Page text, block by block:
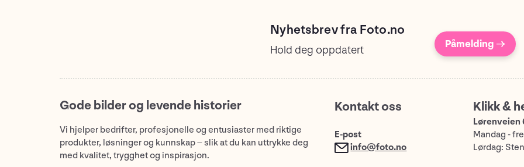
Nyhetsbrev fra Foto.no
Hold deg oppdatert Påmelding →
Gode bilder og levende historier
Vi hjelper bedrifter, profesjonelle og entusiaster med riktige
produkter, løsninger og kunnskap – slik at du kan uttrykke deg
med kvalitet, trygghet og inspirasjon.
Kontakt oss
E-post
info@foto.no
Klikk &
Lørenveien
Mandag -
Lørdag: